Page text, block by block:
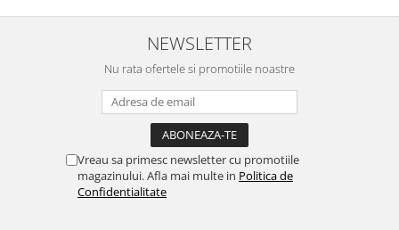
NEWSLETTER
Nu rata ofertele si promotiile noastre
Vreau sa primesc newsletter cu promotiile
magazinului. Afla mai multe in Politica de
Confidentialitate